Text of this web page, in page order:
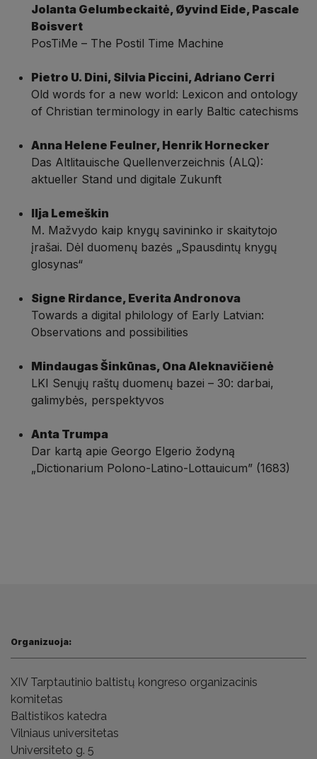
Jolanta Gelumbeckaitė, Øyvind Eide, Pascale
Boisvert
PosTiMe – The Postil Time Machine
Pietro U. Dini, Silvia Piccini, Adriano Cerri
Old words for a new world: Lexicon and ontology
of Christian terminology in early Baltic catechisms
Anna Helene Feulner, Henrik Hornecker
Das Altlitauische Quellenverzeichnis (ALQ):
aktueller Stand und digitale Zukunft
Ilja Lemeškin
M. Mažvydo kaip knygų savininko ir skaitytojo
įrašai. Dėl duomenų bazės „Spausdintų knygų
glosynas“
Signe Rirdance, Everita Andronova
Towards a digital philology of Early Latvian:
Observations and possibilities
Mindaugas Šinkūnas, Ona Aleknavičienė
LKI Senųjų raštų duomenų bazei – 30: darbai,
galimybės, perspektyvos
Anta Trumpa
Dar kartą apie Georgo Elgerio žodyną
„Dictionarium Polono-Latino-Lottauicum” (1683)
Organizuoja:
XIV Tarptautinio baltistų kongreso organizacinis
komitetas
Baltistikos katedra
Vilniaus universitetas
Universiteto g. 5